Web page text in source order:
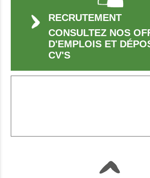
RECRUTEMENT
CONSULTEZ NOS
D'EMPLOIS ET
CV'S